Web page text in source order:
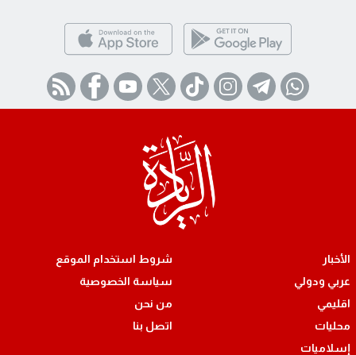
الأخبار
عربي ودولي
اقليمي
محليات
إسلاميات
شروط استخدام الموقع
سياسة الخصوصية
من نحن
اتصل بنا